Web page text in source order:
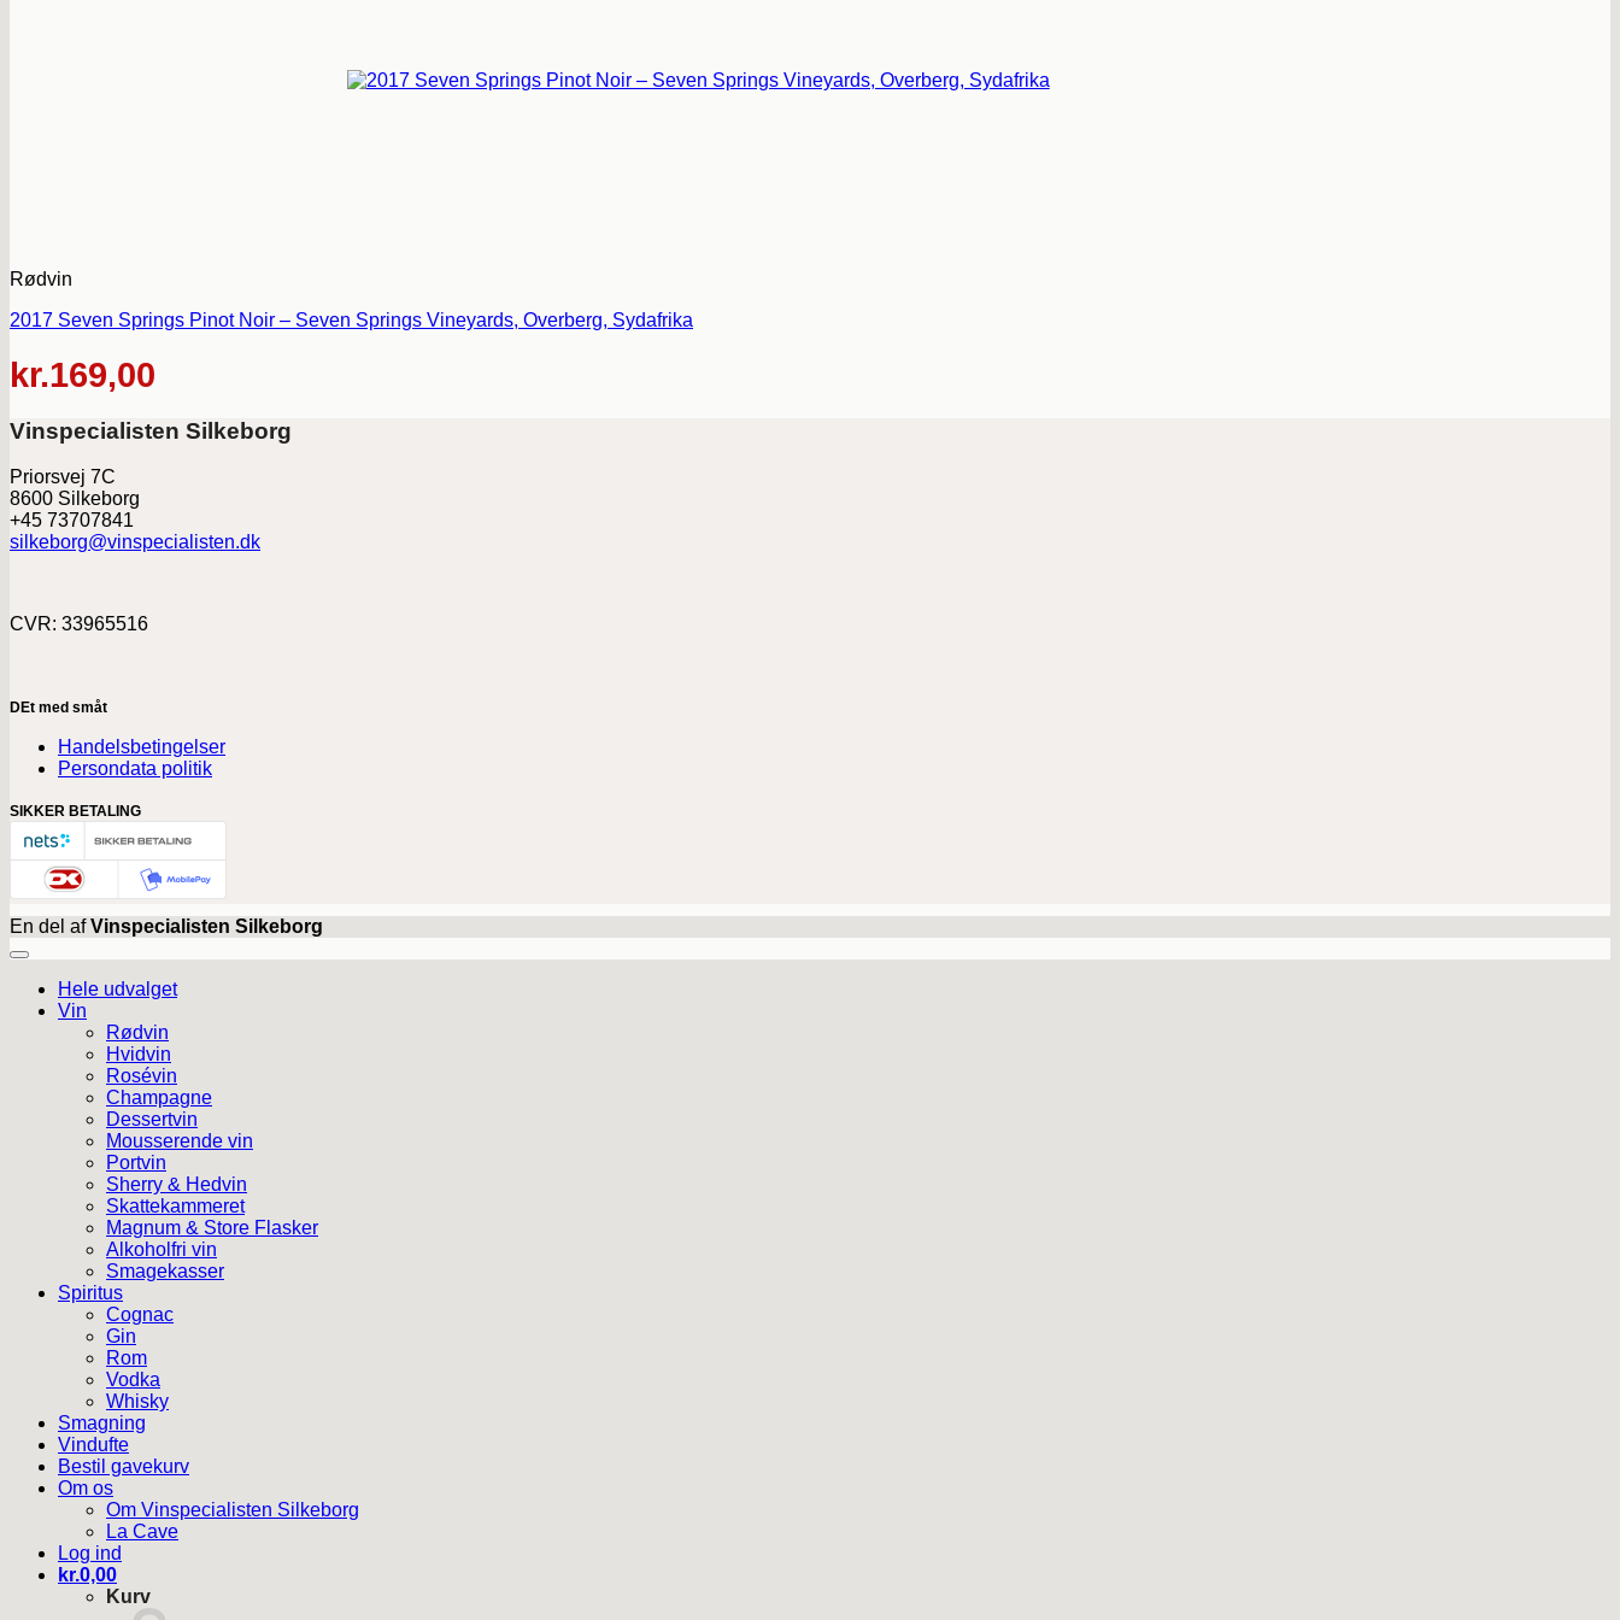
Rødvin
2017 Seven Springs Pinot Noir – Seven Springs Vineyards, Overberg, Sydafrika
kr.169,00
Vinspecialisten Silkeborg
Priorsvej 7C
8600 Silkeborg
+45 73707841
silkeborg@vinspecialisten.dk
CVR: 33965516
DEt med småt
Handelsbetingelser
Persondata politik
SIKKER BETALING
En del afVinspecialisten Silkeborg
Hele udvalget
Vin
Rødvin
Hvidvin
Rosévin
Champagne
Dessertvin
Mousserende vin
Portvin
Sherry & Hedvin
Skattekammeret
Magnum & Store Flasker
Alkoholfri vin
Smagekasser
Spiritus
Cognac
Gin
Rom
Vodka
Whisky
Smagning
Vindufte
Bestil gavekurv
Om os
Om Vinspecialisten Silkeborg
La Cave
Log ind
kr.0,00
Kurv